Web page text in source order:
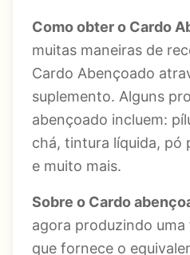
Como obter o Cardo
muitas maneiras de
Cardo Abençoado
suplemento. Alguns
abençoado incluem:
chá, tintura líquida, pó
e muito mais.
Sobre o Cardo
agora produzindo
que fornece o